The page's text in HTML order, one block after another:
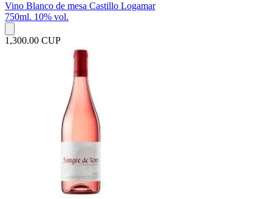
Vino Blanco de mesa Castillo Logamar
750ml. 10% vol.
1,300.00 CUP